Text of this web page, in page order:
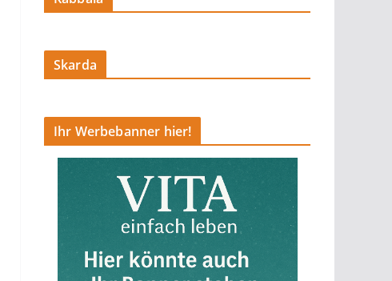
Skarda
Ihr Werbebanner hier!